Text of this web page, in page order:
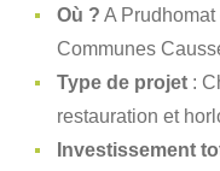
Où ? A
Communes
Type de projet :
restauration et
Investissement